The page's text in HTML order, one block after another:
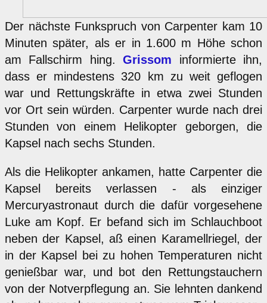
Der nächste Funkspruch von Carpenter kam 10
Minuten später, als er in 1.600 m Höhe schon
am Fallschirm hing.Grissom informierte ihn,
dass er mindestens 320 km zu weit geflogen
war und Rettungskräfte in etwa zwei Stunden
vor Ort sein würden. Carpenter wurde nach drei
Stunden von einem Helikopter geborgen, die
Kapsel nach sechs Stunden.
Als die Helikopter ankamen, hatte Carpenter die
Kapsel bereits verlassen - als einziger
Mercuryastronaut durch die dafür vorgesehene
Luke am Kopf. Er befand sich im Schlauchboot
neben der Kapsel, aß einen Karamellriegel, der
in der Kapsel bei zu hohen Temperaturen nicht
genießbar war, und bot den Rettungstauchern
von der Notverpflegung an. Sie lehnten dankend